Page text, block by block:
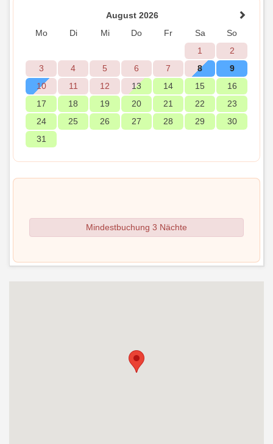
August 2026
Mo
Di Mi Do Fr Sa
So
1
2
3
4 5 6 7 8
9
10
11 12 13 14 15
16
17
18 19 20 21 22
23
24
25 26 27 28 29
30
31
Mindestbuchung 3 Nächte